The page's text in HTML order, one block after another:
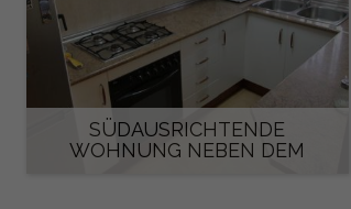
SÜDAUSRICHTENDE
WOHNUNG NEBEN DEM